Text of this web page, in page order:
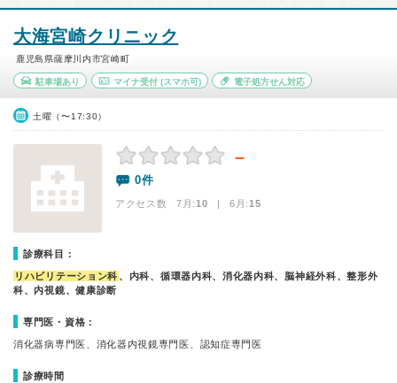
大海宮崎クリニック
鹿児島県薩摩川内市宮崎町
駐車場あり マイナ受付(スマホ可) 電子処方せん対応
土曜（〜17:30）
－
0件
アクセス数 7月:10 | 6月:15
診療科目：
リハビリテーション科 、内科、循環器内科、消化器内科、脳神経外科、整形外
科、内視鏡、健康診断
専門医・資格：
消化器病専門医、消化器内視鏡専門医、認知症専門医
診療時間